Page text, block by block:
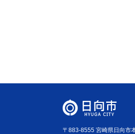
〒883-8555 宮崎県日向市